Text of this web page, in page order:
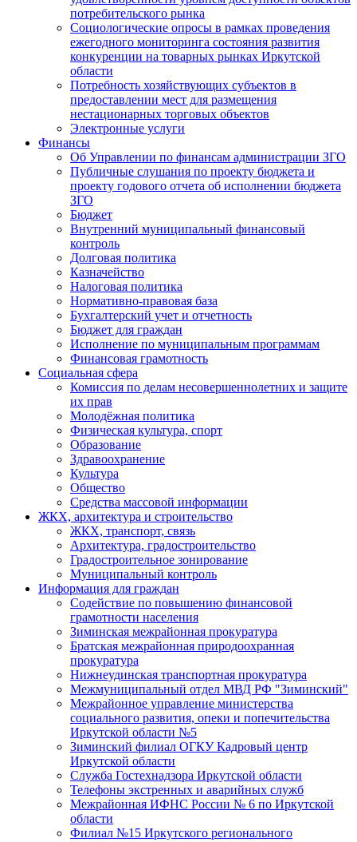
потребительского рынка
Социологические опросы в рамках проведения
ежегодного мониторинга состояния развития
конкуренции на товарных рынках Иркутской
области
Потребность хозяйствующих субъектов в
предоставлении мест для размещения
нестационарных торговых объектов
Электронные услуги
Финансы
Об Управлении по финансам администрации ЗГО
Публичные слушания по проекту бюджета и
проекту годового отчета об исполнении бюджета
ЗГО
Бюджет
Внутренний муниципальный финансовый
контроль
Долговая политика
Казначейство
Налоговая политика
Нормативно-правовая база
Бухгалтерский учет и отчетность
Бюджет для граждан
Исполнение по муниципальным программам
Финансовая грамотность
Социальная сфера
Комиссия по делам несовершеннолетних и защите
их прав
Молодёжная политика
Физическая культура, спорт
Образование
Здравоохранение
Культура
Общество
Средства массовой информации
ЖКХ, архитектура и строительство
ЖКХ, транспорт, связь
Архитектура, градостроительство
Градостроительное зонирование
Муниципальный контроль
Информация для граждан
Содействие по повышению финансовой
грамотности населения
Зиминская межрайонная прокуратура
Братская межрайонная природоохранная
прокуратура
Нижнеудинская транспортная прокуратура
Межмуниципальный отдел МВД РФ "Зиминский"
Межрайонное управление министерства
социального развития, опеки и попечительства
Иркутской области №5
Зиминский филиал ОГКУ Кадровый центр
Иркутской области
Служба Гостехнадзора Иркутской области
Телефоны экстренных и аварийных служб
Межрайонная ИФНС России № 6 по Иркутской
области
Филиал №15 Иркутского регионального